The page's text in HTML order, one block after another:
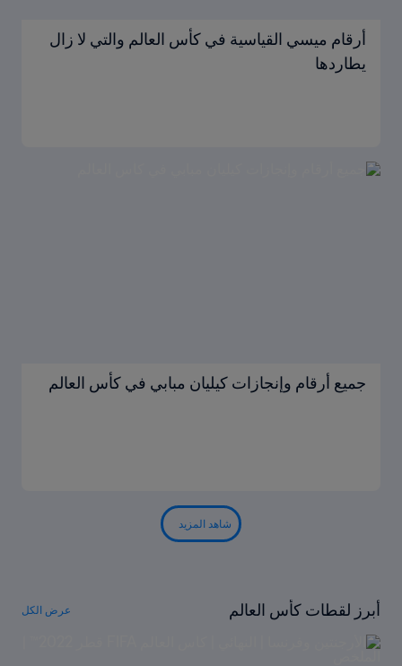
أرقام ميسي القياسية في كأس العالم والتي لا زال
يطاردها
جميع أرقام وإنجازات كيليان مبابي في كأس العالم
شاهد المزيد
أبرز لقطات كأس العالم عرض الكل